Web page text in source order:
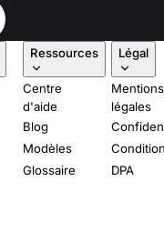
Ressources
Centre
d'aide
Blog
Modèles
Glossaire
Légal
Mentions
légales
DPA